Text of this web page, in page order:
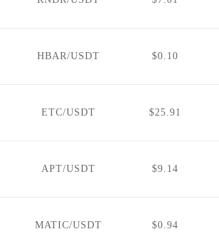
HBAR/USDT $0.10
ETC/USDT $25.91
APT/USDT $9.14
MATIC/USDT $0.94